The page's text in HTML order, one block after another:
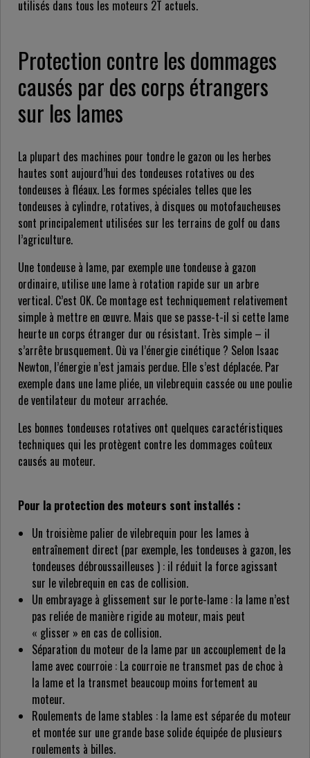
utilisés dans tous les moteurs 2T actuels.
Protection contre les dommages
causés par des corps étrangers
sur les lames
La plupart des machines pour tondre le gazon ou les herbes
hautes sont aujourd’hui des tondeuses rotatives ou des
tondeuses à fléaux. Les formes spéciales telles que les
tondeuses à cylindre, rotatives, à disques ou motofaucheuses
sont principalement utilisées sur les terrains de golf ou dans
l’agriculture.
Une tondeuse à lame, par exemple une tondeuse à gazon
ordinaire, utilise une lame à rotation rapide sur un arbre
vertical. C’est OK. Ce montage est techniquement relativement
simple à mettre en œuvre. Mais que se passe-t-il si cette lame
heurte un corps étranger dur ou résistant. Très simple – il
s’arrête brusquement. Où va l’énergie cinétique ? Selon Isaac
Newton, l’énergie n’est jamais perdue. Elle s’est déplacée. Par
exemple dans une lame pliée, un vilebrequin cassée ou une poulie
de ventilateur du moteur arrachée.
Les bonnes tondeuses rotatives ont quelques caractéristiques
techniques qui les protègent contre les dommages coûteux
causés au moteur.
Pour la protection des moteurs sont installés :
Un troisième palier de vilebrequin pour les lames à
entraînement direct (par exemple, les tondeuses à gazon, les
tondeuses débroussailleuses ) : il réduit la force agissant
sur le vilebrequin en cas de collision.
Un embrayage à glissement sur le porte-lame : la lame n’est
pas reliée de manière rigide au moteur, mais peut
« glisser » en cas de collision.
Séparation du moteur de la lame par un accouplement de la
lame avec courroie : La courroie ne transmet pas de choc à
la lame et la transmet beaucoup moins fortement au
moteur.
Roulements de lame stables : la lame est séparée du moteur
et montée sur une grande base solide équipée de plusieurs
roulements à billes.